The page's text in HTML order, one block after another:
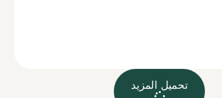
تحميل المزيد